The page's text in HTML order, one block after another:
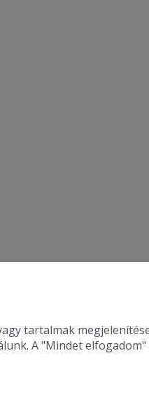
tartalmak
A "Mindet